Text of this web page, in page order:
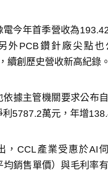
電今年首季營收為
外PCB鑽針廠尖點
續創歷史營收新高紀錄。
依據主管機關要求公布
利5787.2萬元，年增
，CCL產業受惠於AI
均銷售單價）與毛利率